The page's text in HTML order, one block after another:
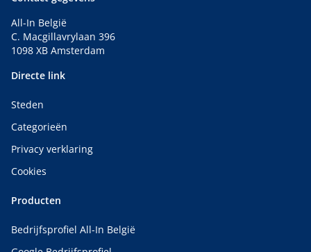
All-In België
C. Macgillavrylaan 396
1098 XB Amsterdam
Directe link
Steden
Categorieën
Privacy verklaring
Cookies
Producten
Bedrijfsprofiel All-In België